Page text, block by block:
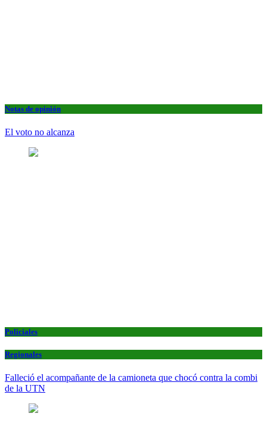
Notas de opinión
El voto no alcanza
Policiales
Regionales
Falleció el acompañante de la camioneta que chocó contra la combi
de la UTN